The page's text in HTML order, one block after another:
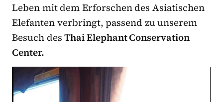
Leben mit dem Erforschen des Asiatischen
Elefanten verbringt, passend zu unserem
Besuch desThai Elephant Conservation
Center.